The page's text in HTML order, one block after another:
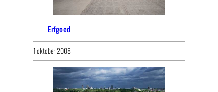
Erfgoed
1 oktober 2008